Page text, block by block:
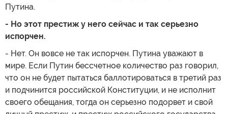
Путина.
- Но этот престиж у него сейчас и так серьезно
испорчен.
- Нет. Он вовсе не так испорчен. Путина уважают в
мире. Если Путин бессчетное количество раз говорил,
что он не будет пытаться баллотироваться в третий раз
и подчинится российской Конституции, и не исполнит
своего обещания, тогда он серьезно подорвет и свой